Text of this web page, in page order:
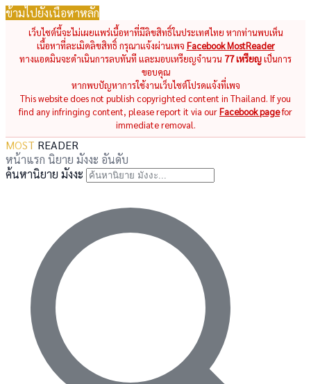
ข้ามไปยังเนื้อหาหลัก
เว็บไซต์นี้จะไม่เผยแพร่เนื้อหาที่มีลิขสิทธิ์ในประเทศไทย หากท่านพบเห็น
เนื้อหาที่ละเมิดลิขสิทธิ์ กรุณาแจ้งผ่านเพจ Facebook MostReader
ทางแอดมินจะดำเนินการลบทันที และมอบเหรียญจำนวน 77 เหรียญเป็นการ
ขอบคุณ
หากพบปัญหาการใช้งานเว็บไซต์โปรดแจ้งที่เพจ
This website does not publish copyrighted content in Thailand. If you
find any infringing content, please report it via ourFacebook pagefor
immediate removal.
MOST READER
หน้าแรก นิยาย มังงะ อันดับ
ค้นหานิยาย มังงะ